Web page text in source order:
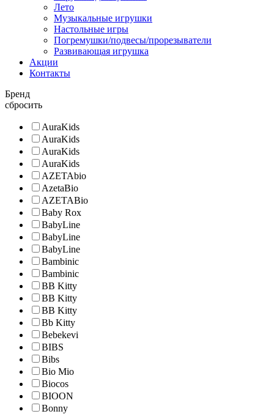
Лето
Музыкальные игрушки
Настольные игры
Погремушки/подвесы/прорезыватели
Развивающая игрушка
Акции
Контакты
Бренд
сбросить
AuraKids
AuraKids
AuraKids
AuraKids
AZETAbio
AzetaBio
AZETABio
Baby Rox
BabyLine
BabyLine
BabyLine
Bambinic
Bambinic
BB Kitty
BB Kitty
BB Kitty
Bb Kitty
Bebekevi
BIBS
Bibs
Bio Mio
Biocos
BIOON
Bonny